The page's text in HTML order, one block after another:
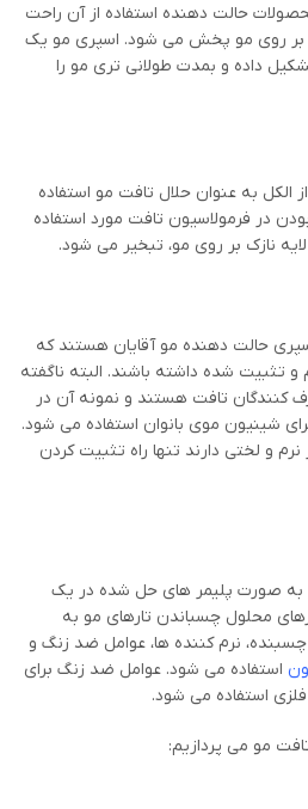
حالت دهنده استفاده از آن راحت
بر روی مو پخش می شود. اسپری مو یک
داده و بمدت طولانی تری مو را
الکل به عنوان حلال تافت مو استفاده
در فرمولاسیون تافت مورد استفاده
نازک بر روی مو، تبخیر می شود.
حالت دهنده مو آقایان هستند که
تثبیت شده داشته باشند. البته ناگفته
کنندگان تافت هستند و نمونه آن در
شینیون موی بانوان استفاده می شود.
و لختی دارند تنها راه تثبیت کردن
به صورت پلیمر های حل شده در یک
محلول چسباندن تارهای مو به
نرم کننده ها، عوامل ضد زنگ و
استفاده می شود. عوامل ضد زنگ برای
استفاده می شود.
مو می پردازیم: